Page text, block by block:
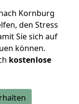
Kornburg
den Stress
Sie sich auf
können.
kostenlose